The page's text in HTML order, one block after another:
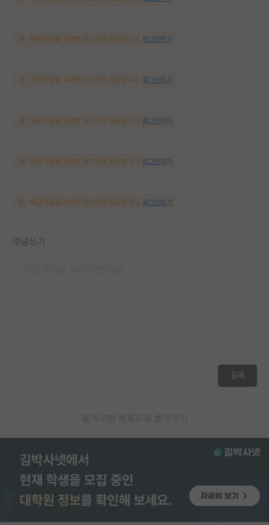
해당 댓글을 보려면 로그인이 필요합니다. 로그인하기
해당 댓글을 보려면 로그인이 필요합니다. 로그인하기
해당 댓글을 보려면 로그인이 필요합니다. 로그인하기
해당 댓글을 보려면 로그인이 필요합니다. 로그인하기
해당 댓글을 보려면 로그인이 필요합니다. 로그인하기
댓글쓰기
등록
게시판 목록으로 돌아가기